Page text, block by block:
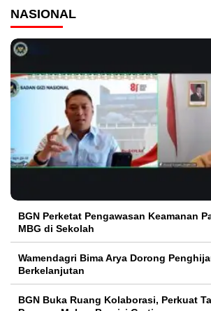
NASIONAL
BGN Perketat Pengawasan Keamanan
MBG di Sekolah
Wamendagri Bima Arya Dorong
Berkelanjutan
BGN Buka Ruang Kolaborasi, Perkuat